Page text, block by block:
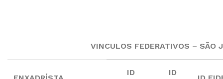
VINCULOS FEDERATIVOS – SÃO
ID
ID